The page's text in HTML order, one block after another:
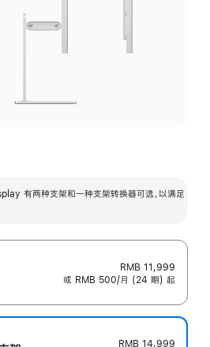
有两种支架和一种支架转换器可选，以满足
RMB 11,999
或 RMB 500/月 (24 期) 起
RMB 14,999